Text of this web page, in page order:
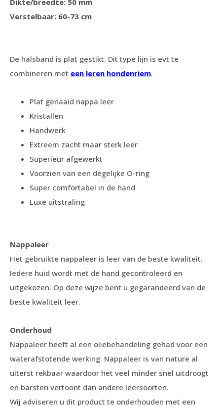
Dikte/breedte: 50 mm
Verstelbaar: 60-73 cm
De halsband is plat gestikt. Dit type lijn is evt te
combineren met een leren hondenriem.
Plat genaaid nappa leer
Kristallen
Handwerk
Extreem zacht maar sterk leer
Superieur afgewerkt
Voorzien van een degelijke O-ring
Super comfortabel in de hand
Luxe uitstraling
Nappaleer
Het gebruikte nappaleer is leer van de beste kwaliteit.
Iedere huid wordt met de hand gecontroleerd en
uitgekozen. Op deze wijze bent u gegarandeerd van de
beste kwaliteit leer.
Onderhoud
Nappaleer heeft al een oliebehandeling gehad voor een
waterafstotende werking. Nappaleer is van nature al
uiterst rekbaar waardoor het veel minder snel uitdroogt
en barsten vertoont dan andere leersoorten.
Wij adviseren u dit product te onderhouden met een